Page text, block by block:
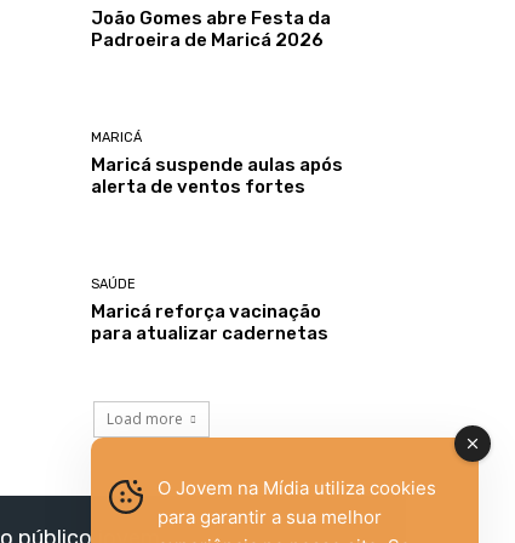
João Gomes abre Festa da
Padroeira de Maricá 2026
MARICÁ
Maricá suspende aulas após
alerta de ventos fortes
SAÚDE
Maricá reforça vacinação
para atualizar cadernetas
Load more
público jovem,
O Jovem na Mídia utiliza cookies
para garantir a sua melhor